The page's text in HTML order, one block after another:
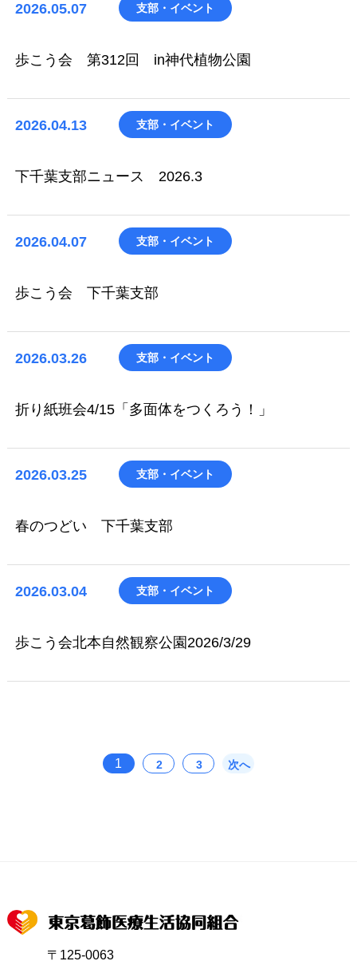
2026.05.07 支部・イベント
歩こう会 第312回 in神代植物公園
2026.04.13 支部・イベント
下千葉支部ニュース 2026.3
2026.04.07 支部・イベント
歩こう会 下千葉支部
2026.03.26 支部・イベント
折り紙班会4/15「多面体をつくろう！」
2026.03.25 支部・イベント
春のつどい 下千葉支部
2026.03.04 支部・イベント
歩こう会北本自然観察公園2026/3/29
1 2 3 次へ
〒125-0063